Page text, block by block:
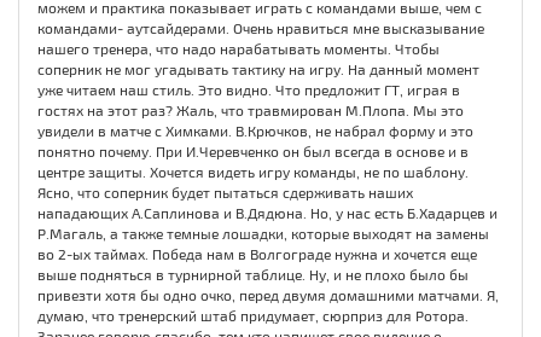
можем и практика показывает играть с командами выше, чем с
командами- аутсайдерами. Очень нравиться мне высказывание
нашего тренера, что надо нарабатывать моменты. Чтобы
соперник не мог угадывать тактику на игру. На данный момент
уже читаем наш стиль. Это видно. Что предложит ГТ, играя в
гостях на этот раз? Жаль, что травмирован М.Плопа. Мы это
увидели в матче с Химками. В.Крючков, не набрал форму и это
понятно почему. При И.Черевченко он был всегда в основе и в
центре защиты. Хочется видеть игру команды, не по шаблону.
Ясно, что соперник будет пытаться сдерживать наших
нападающих А.Саплинова и В.Дядюна. Но, у нас есть Б.Хадарцев и
Р.Магаль, а также темные лошадки, которые выходят на замены
во 2-ых таймах. Победа нам в Волгограде нужна и хочется еще
выше подняться в турнирной таблице. Ну, и не плохо было бы
привезти хотя бы одно очко, перед двумя домашними матчами. Я,
думаю, что тренерский штаб придумает, сюрприз для Ротора.